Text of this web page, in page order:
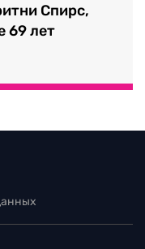
Спирс,
69 лет